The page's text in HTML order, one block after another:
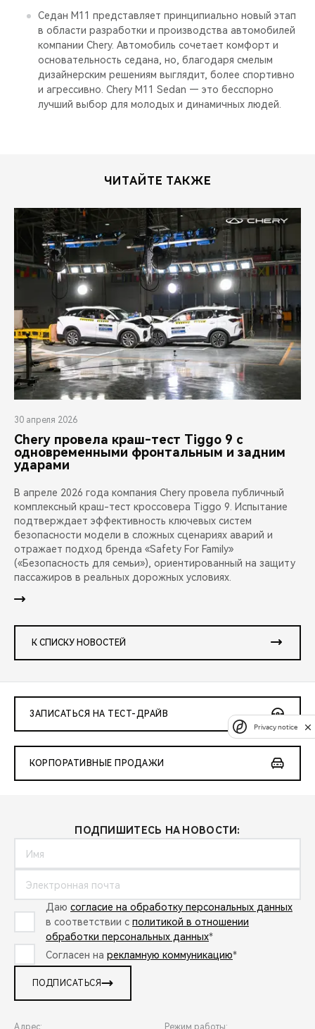
Седан М11 представляет принципиально новый этап
в области разработки и производства автомобилей
компании Chery. Автомобиль сочетает комфорт и
основательность седана, но, благодаря смелым
дизайнерским решениям выглядит, более спортивно
и агрессивно. Chery M11 Sedan — это бесспорно
лучший выбор для молодых и динамичных людей.
ЧИТАЙТЕ ТАКЖЕ
30 апреля 2026
Chery провела краш-тест Tiggo 9 с
одновременными фронтальным и задним
ударами
В апреле 2026 года компания Chery провела публичный
комплексный краш-тест кроссовера Tiggo 9. Испытание
подтверждает эффективность ключевых систем
безопасности модели в сложных сценариях аварий и
отражает подход бренда «Safety For Family»
(«Безопасность для семьи»), ориентированный на защиту
пассажиров в реальных дорожных условиях.
К СПИСКУ НОВОСТЕЙ
ЗАПИСАТЬСЯ НА ТЕСТ-ДРАЙВ
КОРПОРАТИВНЫЕ ПРОДАЖИ
ПОДПИШИТЕСЬ НА НОВОСТИ:
Даю согласие на обработку персональных данных
в соответствии с политикой в отношении
обработки персональных данных*
Согласен на рекламную коммуникацию*
ПОДПИСАТЬСЯ
Privacy notice